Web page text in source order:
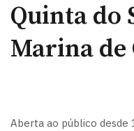
Quinta do
Marina de
Aberta ao público desde